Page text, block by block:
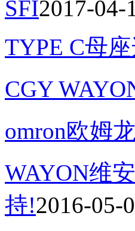
SFI2017-04-
TYPE C母
CGY
omron欧姆
WAYON维
持!2016-05-